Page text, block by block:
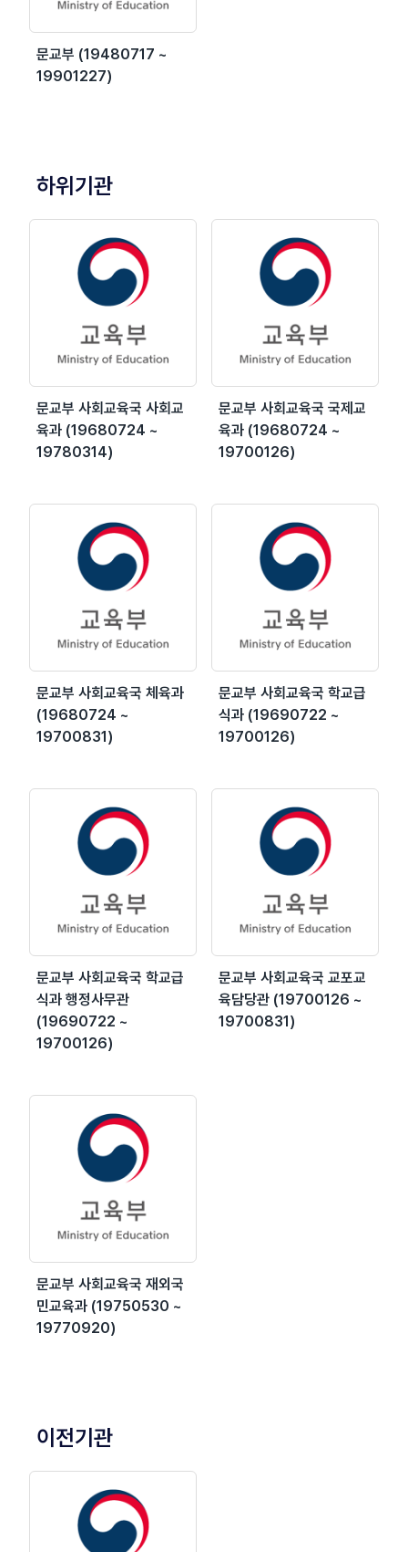
문교부 (19480717 ~
19901227)
하위기관
문교부 사회교육국 사회교
육과 (19680724 ~
19780314)
문교부 사회교육국 국제교
육과 (19680724 ~
19700126)
문교부 사회교육국 체육과
(19680724 ~
19700831)
문교부 사회교육국 학교급
식과 (19690722 ~
19700126)
문교부 사회교육국 학교급
식과 행정사무관
(19690722 ~
19700126)
문교부 사회교육국 교포교
육담당관 (19700126 ~
19700831)
문교부 사회교육국 재외국
민교육과 (19750530 ~
19770920)
이전기관